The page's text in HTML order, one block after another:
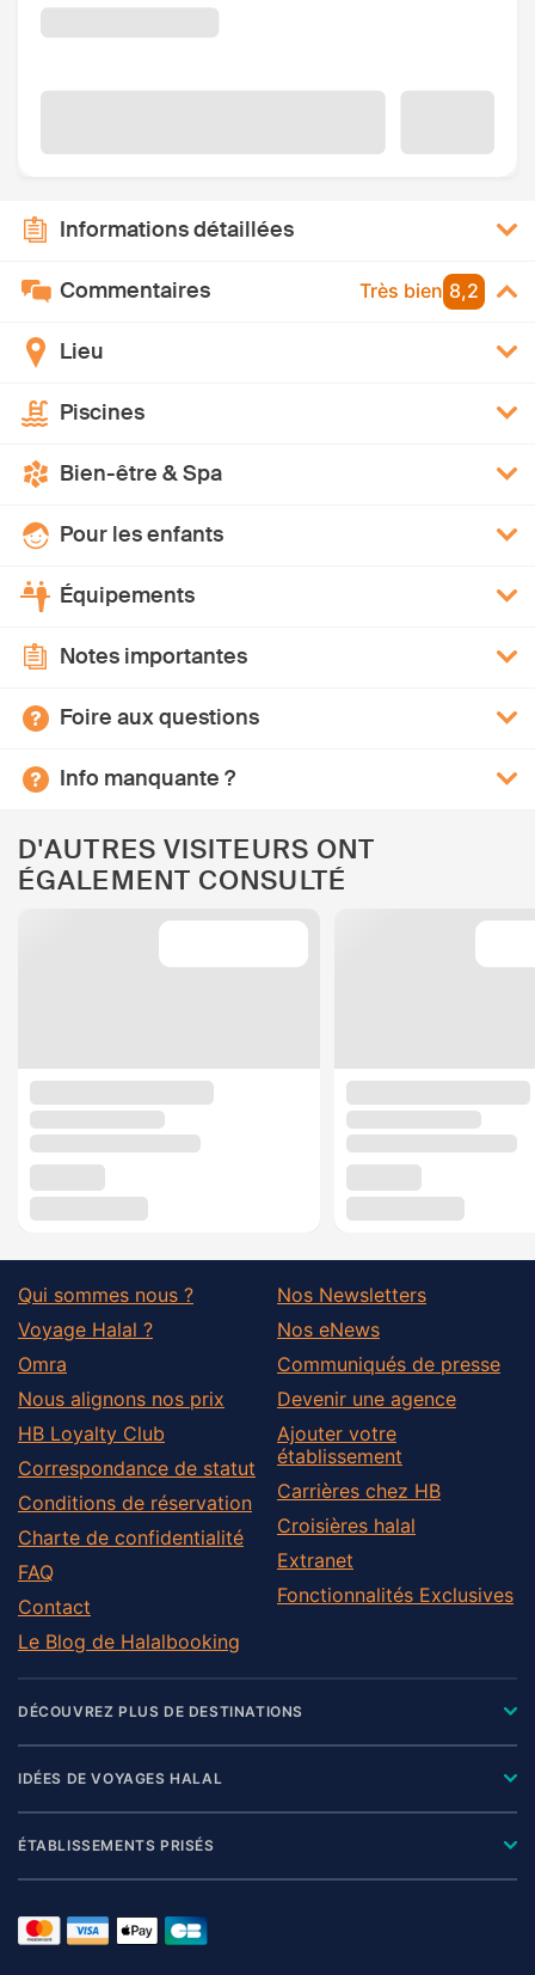
Informations détaillées
Commentaires Très bien 8,2
Lieu
Piscines
Bien-être & Spa
Pour les enfants
Équipements
Notes importantes
Foire aux questions
Info manquante ?
D'AUTRES VISITEURS ONT
ÉGALEMENT CONSULTÉ
Qui sommes nous ?
Voyage Halal ?
Omra
Nous alignons nos prix
HB Loyalty Club
Correspondance de statut
Conditions de réservation
Charte de confidentialité
FAQ
Contact
Le Blog de Halalbooking
Nos Newsletters
Nos eNews
Communiqués de presse
Devenir une agence
Ajouter votre
établissement
Carrières chez HB
Croisières halal
Extranet
Fonctionnalités Exclusives
DÉCOUVREZ PLUS DE DESTINATIONS
IDÉES DE VOYAGES HALAL
ÉTABLISSEMENTS PRISÉS